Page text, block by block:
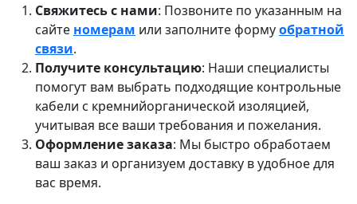
Свяжитесь с нами: Позвоните по указанным на
сайте номерам или заполните формуобратной
связи.
Получите консультацию: Наши специалисты
помогут вам выбрать подходящие контрольные
кабели с кремнийорганической изоляцией,
учитывая все ваши требования и пожелания.
Оформление заказа: Мы быстро обработаем
ваш заказ и организуем доставку в удобное для
вас время.